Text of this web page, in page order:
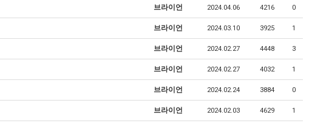
브라이언 2024.04.06 4216 0
브라이언 2024.03.10 3925 1
브라이언 2024.02.27 4448 3
브라이언 2024.02.27 4032 1
브라이언 2024.02.24 3884 0
브라이언 2024.02.03 4629 1